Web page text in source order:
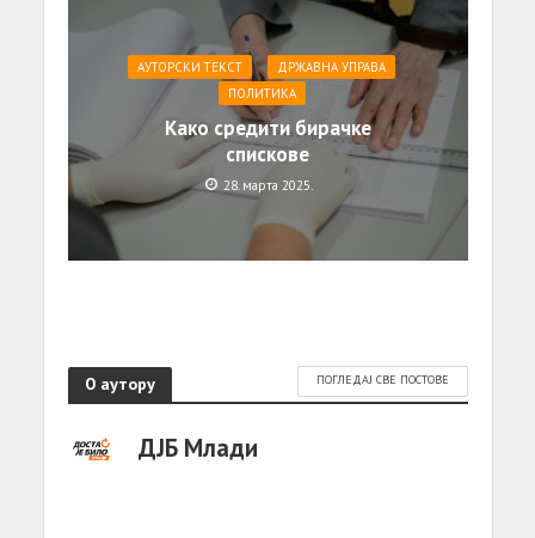
АУТОРСКИ ТЕКСТ
ДРЖАВНА УПРАВА
ПОЛИТИКА
Како средити бирачке
спискове
28. марта 2025.
О аутору ПОГЛЕДАЈ СВЕ ПОСТОВЕ
ДЈБ Млади